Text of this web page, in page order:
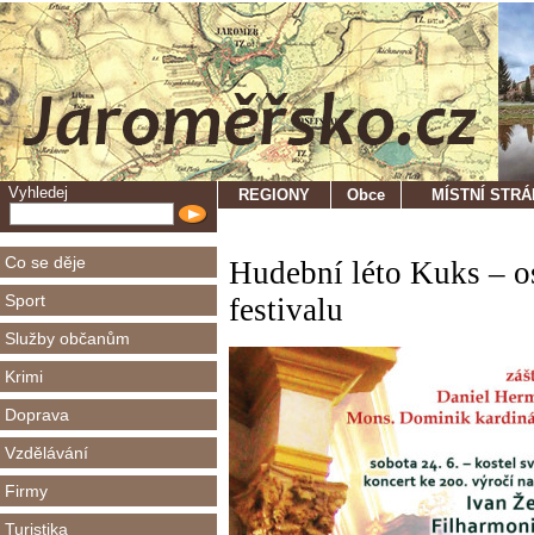
Vyhledej
Co se děje
Sport
Služby občanům
Krimi
Doprava
Vzdělávání
Firmy
Turistika
REGIONY Obce MÍSTNÍ
Hudební léto Kuks –
festivalu